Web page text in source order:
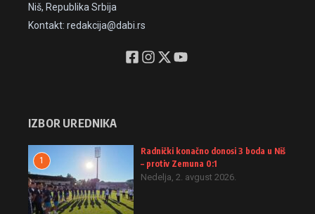
Niš, Republika Srbija
Kontakt: redakcija@dabi.rs
IZBOR UREDNIKA
1
Radnički konačno donosi 3 boda u Niš
– protiv Zemuna 0:1
Nedelja, 2. avgust 2026.